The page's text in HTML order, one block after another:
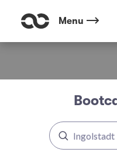
Menu
Ingolstadt